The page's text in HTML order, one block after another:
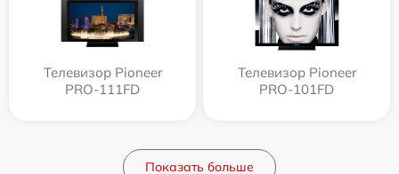
Телевизор Pioneer
PRO-111FD
Телевизор Pioneer
PRO-101FD
Показать больше